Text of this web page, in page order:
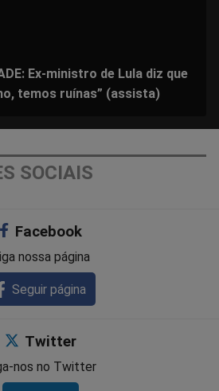
Ex-ministro de Lula diz que
temos ruínas” (assista)
SOCIAIS
Facebook
nossa página
Seguir página
Twitter
nos no Twitter